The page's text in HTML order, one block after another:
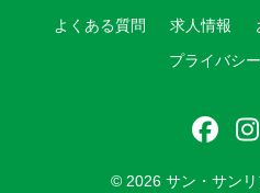
よくある質問 求人情報
プライバシ
フ
© 2026 サン・サン